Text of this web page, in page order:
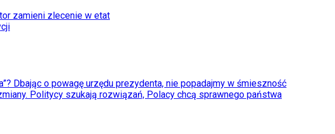
zamieni zlecenie w etat
Dbając o powagę urzędu prezydenta, nie popadajmy w śmieszność
Politycy szukają rozwiązań, Polacy chcą sprawnego państwa